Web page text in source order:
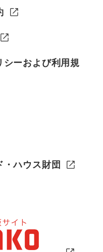
シーおよび利用規
・ハウス財団